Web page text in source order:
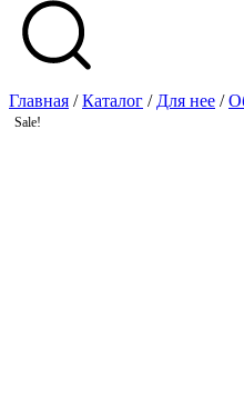
Главная /Каталог / Для нее /
Sale!